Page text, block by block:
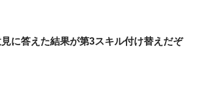
に答えた結果が第3スキル付け替えだぞ